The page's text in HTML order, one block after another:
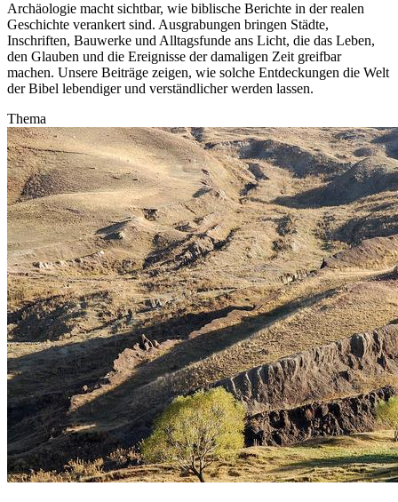
Archäologie macht sichtbar, wie biblische Berichte in der realen
Geschichte verankert sind. Ausgrabungen bringen Städte,
Inschriften, Bauwerke und Alltagsfunde ans Licht, die das Leben,
den Glauben und die Ereignisse der damaligen Zeit greifbar
machen. Unsere Beiträge zeigen, wie solche Entdeckungen die Welt
der Bibel lebendiger und verständlicher werden lassen.
Thema